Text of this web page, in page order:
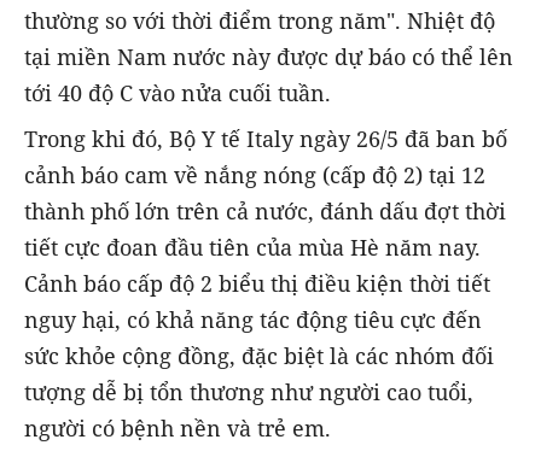
thường so với thời điểm trong năm". Nhiệt độ
tại miền Nam nước này được dự báo có thể lên
tới 40 độ C vào nửa cuối tuần.
Trong khi đó, Bộ Y tế Italy ngày 26/5 đã ban bố
cảnh báo cam về nắng nóng (cấp độ 2) tại 12
thành phố lớn trên cả nước, đánh dấu đợt thời
tiết cực đoan đầu tiên của mùa Hè năm nay.
Cảnh báo cấp độ 2 biểu thị điều kiện thời tiết
nguy hại, có khả năng tác động tiêu cực đến
sức khỏe cộng đồng, đặc biệt là các nhóm đối
tượng dễ bị tổn thương như người cao tuổi,
người có bệnh nền và trẻ em.